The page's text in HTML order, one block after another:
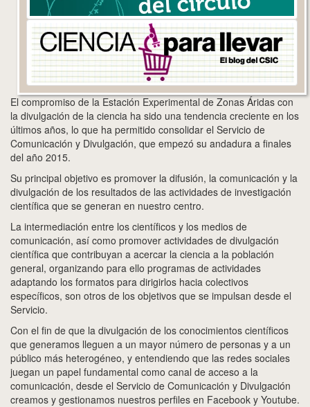
El compromiso de la Estación Experimental de Zonas Áridas con
la divulgación de la ciencia ha sido una tendencia creciente en los
últimos años, lo que ha permitido consolidar el Servicio de
Comunicación y Divulgación, que empezó su andadura a finales
del año 2015.
Su principal objetivo es promover la difusión, la comunicación y la
divulgación de los resultados de las actividades de investigación
científica que se generan en nuestro centro.
La intermediación entre los científicos y los medios de
comunicación, así como promover actividades de divulgación
científica que contribuyan a acercar la ciencia a la población
general, organizando para ello programas de actividades
adaptando los formatos para dirigirlos hacia colectivos
específicos, son otros de los objetivos que se impulsan desde el
Servicio.
Con el fin de que la divulgación de los conocimientos científicos
que generamos lleguen a un mayor número de personas y a un
público más heterogéneo, y entendiendo que las redes sociales
juegan un papel fundamental como canal de acceso a la
comunicación, desde el Servicio de Comunicación y Divulgación
creamos y gestionamos nuestros perfiles en Facebook y Youtube.